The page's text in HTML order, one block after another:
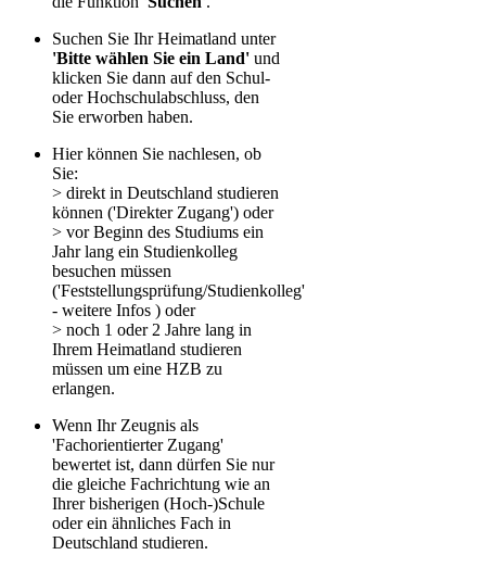
Suchen Sie Ihr Heimatland unter
'Bitte wählen Sie ein Land' und
klicken Sie dann auf den Schul-
oder Hochschulabschluss, den
Sie erworben haben.
Hier können Sie nachlesen, ob
Sie:
> direkt in Deutschland studieren
können ('Direkter Zugang') oder
> vor Beginn des Studiums ein
Jahr lang ein Studienkolleg
besuchen müssen
('Feststellungsprüfung/Studienkolleg'
- weitere Infos ) oder
> noch 1 oder 2 Jahre lang in
Ihrem Heimatland studieren
müssen um eine HZB zu
erlangen.
Wenn Ihr Zeugnis als
'Fachorientierter Zugang'
bewertet ist, dann dürfen Sie nur
die gleiche Fachrichtung wie an
Ihrer bisherigen (Hoch-)Schule
oder ein ähnliches Fach in
Deutschland studieren.